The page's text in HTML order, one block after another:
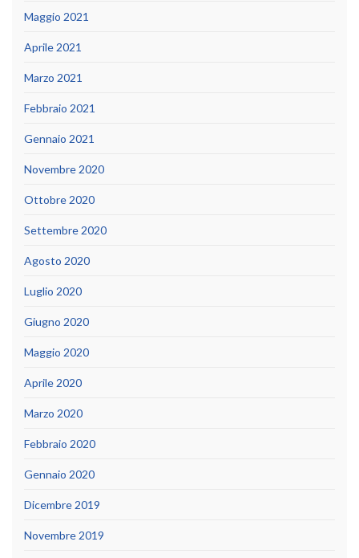
Maggio 2021
Aprile 2021
Marzo 2021
Febbraio 2021
Gennaio 2021
Novembre 2020
Ottobre 2020
Settembre 2020
Agosto 2020
Luglio 2020
Giugno 2020
Maggio 2020
Aprile 2020
Marzo 2020
Febbraio 2020
Gennaio 2020
Dicembre 2019
Novembre 2019